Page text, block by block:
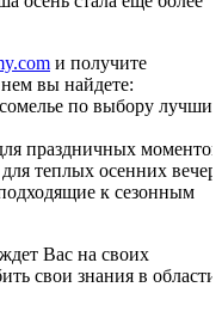
и получите
вы найдете:
по выбору лучших
праздничных моментов
теплых осенних
к сезонным
Вас на своих
свои знания в области